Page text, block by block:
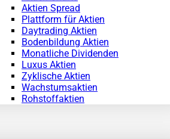
Aktien Spread
Plattform für Aktien
Daytrading Aktien
Bodenbildung Aktien
Monatliche Dividenden
Luxus Aktien
Zyklische Aktien
Wachstumsaktien
Rohstoffaktien